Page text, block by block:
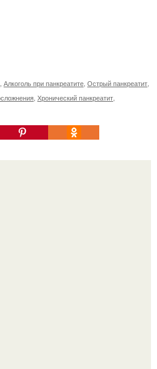
Алкоголь при панкреатите Острый панкреатит
Хронический панкреатит